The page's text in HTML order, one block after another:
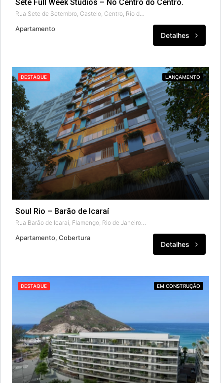
Sete Full Week Studios – No Centro do Centro.
Rua Sete de Setembro, Castelo, Centro, Rio de Janeiro, Região Sudeste, 20011-030, Brasil
Apartamento
Detalhes
DESTAQUE LANÇAMENTO
Soul Rio – Barão de Icaraí
Apartamento, Cobertura
Detalhes
DESTAQUE EM CONSTRUÇÃO